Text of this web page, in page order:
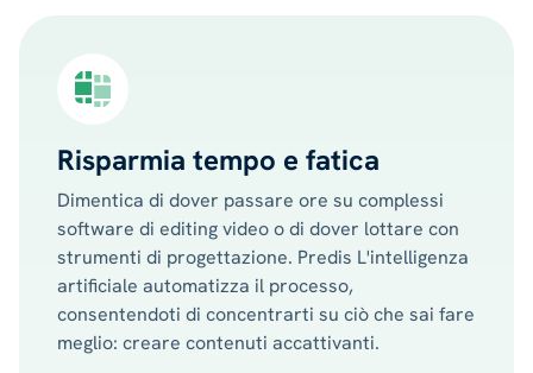
Risparmia tempo e fatica
Dimentica di dover passare ore su complessi
software di editing video o di dover lottare con
strumenti di progettazione. Predis L'intelligenza
artificiale automatizza il processo,
consentendoti di concentrarti su ciò che sai fare
meglio: creare contenuti accattivanti.